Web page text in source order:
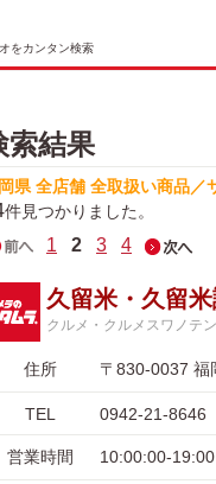
をカンタン検索
索結果
県 全店舗 全取扱い商品／
件見つかりました。
1 2 3 4
久留米・久留
クルメ・クルメスワノテン
住所 〒830-0037 福
TEL 0942-21-8646
営業時間 10:00:00-